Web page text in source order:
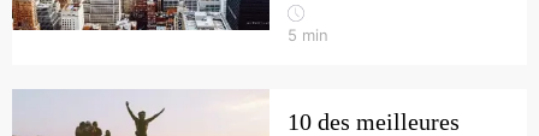
5 min
10 des meilleures